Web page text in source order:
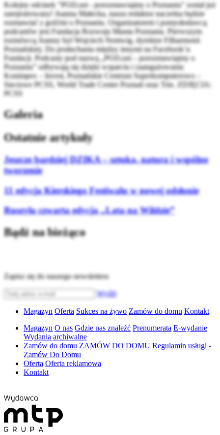
Kolejny odcinek "POZcast - porozmawiajmy o Poznaniu" został już
zarejestrowany! Joanna Małecka, nasza redaktor naczelna będzie
rozmawiać z gośćmi o Poznaniu. Organizatorem i pomysłodawcą
podcastów jest Fundacja Rozwoju Miasta Poznania. Pierwszym
rozmówcą Joanny był Wojciech Nentwig, dyrektor Filharmonii
Poznańskiej. Do posłuchania między innymi na Facebook’u
Fundacji. Podcasty pod nazwą „POZcast – porozmawiajmy o
Poznaniu” odbywają się dzięki wsparciu i zaangażowaniu
Konimpex – Invest, Poznańskie Centrum Superkomputerowo –
Sieciowe PCSS, World Trade Center Poznań oraz Trin. ZDJĘCIA:
PCSS
Galeria
Ostatnie artykuły
Jeszcze bardziej DZIKA – sztuka, natura i wspólne
tworzenie
11 edycja Kierskiego Festiwalu w nowej odsłonie
Ruszyła czwarta edycja „Lata na Wildzie”
Bądź na bieżąco
Zapisz się do naszego newslettera
Wyślij
Magazyn Oferta Sukces na żywo Zamów do domu Kontakt
Magazyn O nas Gdzie nas znaleźć Prenumerata E-wydanie
Wydania archiwalne
Zamów do domu ZAMÓW DO DOMU Regulamin usługi -
Zamów Do Domu
Oferta Oferta reklamowa
Kontakt